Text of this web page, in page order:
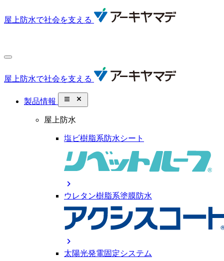
屋上防水で社会を支える
屋上防水で社会を支える
製品情報 close_small
屋上防水
塩ビ樹脂系防水シート
chevron_right
ウレタン樹脂系塗膜防水
chevron_right
太陽光発電固定システム